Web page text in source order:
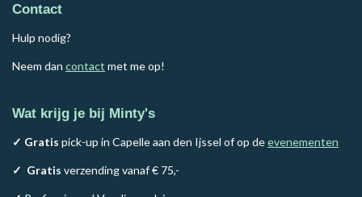
Contact
Hulp nodig?
Neem dan contact met me op!
Wat krijg je bij Minty's
✓ Gratis pick-up in Capelle aan den Ijssel of op deevenementen
✓ Gratis verzending vanaf € 75,-